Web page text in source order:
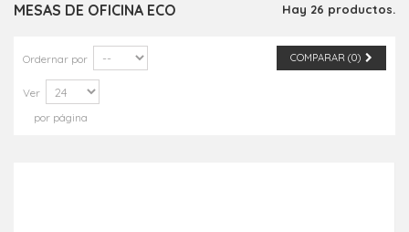
MESAS DE OFICINA ECO Hay 26 productos.
COMPARAR (0)
Ordernar por
Ver
por página